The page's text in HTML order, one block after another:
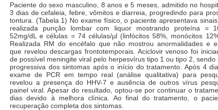
Paciente do sexo masculino, 8 anos e 5 meses, admitido no
3 dias de cefaleia, febre, vômitos e diarreia, progredindo para
tontura. (Tabela 1) No exame físico, o paciente apresentava
realizada punção lombar com liquor mostrando proteína =
52mg/dL e células = 74 células/µl (linfócitos 58%, monócitos
Realizada RM do encéfalo que não mostrou anormalidades e
que revelou descargas frontotemporais. Aciclovir venoso foi
de possível meningite viral pelo herpesvírus tipo 1 ou tipo 2,
progressiva dos sintomas após o início do tratamento. Após 4
exame de PCR em tempo real (análise qualitativa) para
revelou a presença do HHV-7 e ausência de outros vírus
painel viral. Apesar do resultado, optou-se por continuar o
dias devido à melhora clínica. Ao final do tratamento, o
recuperação completa dos sintomas.